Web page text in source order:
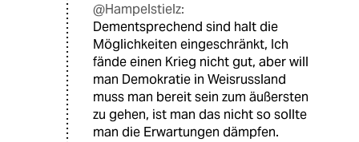
@Hampelstielz:
Dementsprechend sind halt die
Möglichkeiten eingeschränkt, Ich
fände einen Krieg nicht gut, aber will
man Demokratie in Weisrussland
muss man bereit sein zum äußersten
zu gehen, ist man das nicht so sollte
man die Erwartungen dämpfen.